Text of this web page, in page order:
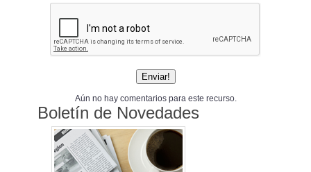
Aún no hay comentarios para este recurso.
Boletín de Novedades